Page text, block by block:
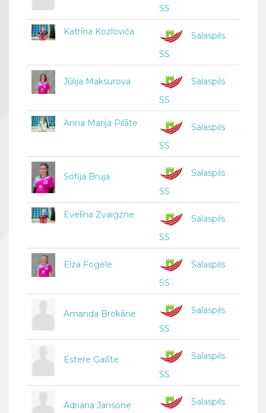
SS
Katrīna Kozloviča
Salaspils
SS
Jūlija Maksurova
Salaspils
SS
Anna Marija Pilāte
Salaspils
SS
Sofija Bruja
Salaspils
SS
Evelīna Zvaigzne
Salaspils
SS
Elza Fogele
Salaspils
SS
Amanda Brokāne
Salaspils
SS
Estere Gailīte
Salaspils
SS
Adriana Jansone
Salaspils